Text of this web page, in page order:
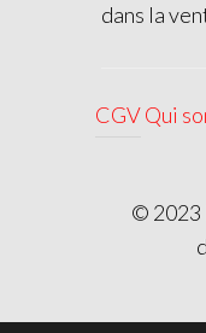
dans la
CGVQui
© 2023